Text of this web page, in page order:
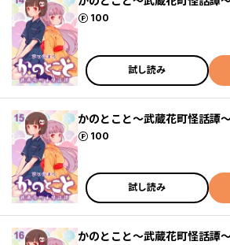
100
ポイント
試し読み
かのとこと～武蔵花町怪話譚
100
ポイント
試し読み
かのとこと～武蔵花町怪話譚